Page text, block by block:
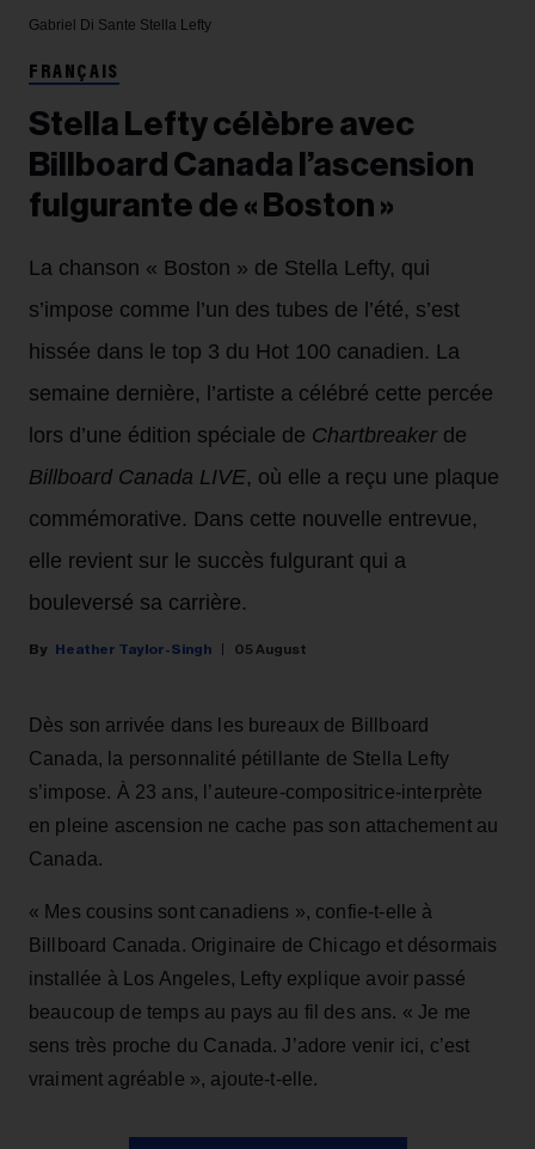
Gabriel Di Sante Stella Lefty
FRANÇAIS
Stella Lefty célèbre avec
Billboard Canada l’ascension
fulgurante de « Boston »
La chanson « Boston » de Stella Lefty, qui
s’impose comme l’un des tubes de l’été, s’est
hissée dans le top 3 du Hot 100 canadien. La
semaine dernière, l’artiste a célébré cette percée
lors d’une édition spéciale de Chartbreaker de
Billboard Canada LIVE, où elle a reçu une plaque
commémorative. Dans cette nouvelle entrevue,
elle revient sur le succès fulgurant qui a
bouleversé sa carrière.
Heather Taylor-Singh 05 August
Dès son arrivée dans les bureaux de Billboard
Canada, la personnalité pétillante de Stella Lefty
s’impose. À 23 ans, l’auteure-compositrice-interprète
en pleine ascension ne cache pas son attachement au
Canada.
« Mes cousins sont canadiens », confie-t-elle à
Billboard Canada. Originaire de Chicago et désormais
installée à Los Angeles, Lefty explique avoir passé
beaucoup de temps au pays au fil des ans. « Je me
sens très proche du Canada. J’adore venir ici, c’est
vraiment agréable », ajoute-t-elle.